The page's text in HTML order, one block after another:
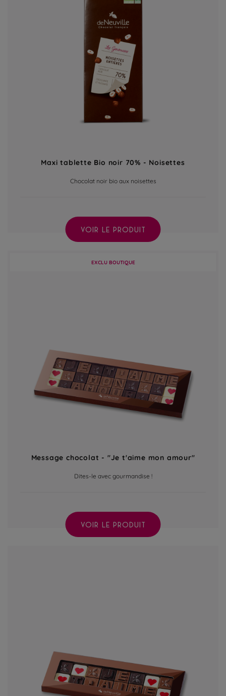
Maxi tablette Bio noir 70% - Noisettes
Chocolat noir bio aux noisettes
VOIR LE PRODUIT
EXCLU BOUTIQUE
Message chocolat - "Je t'aime mon amour"
Dites-le avec gourmandise !
VOIR LE PRODUIT